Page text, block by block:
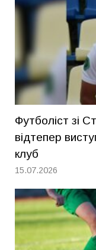
Футболіст зі
відтепер
клуб
15.07.2026